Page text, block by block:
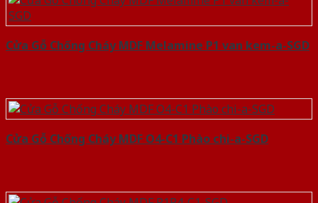
Cửa Gỗ Chống Cháy MDF Melamine P1 van kem-a-SGD
Cửa Gỗ Chống Cháy MDF O4-C1 Phào chi-a-SGD